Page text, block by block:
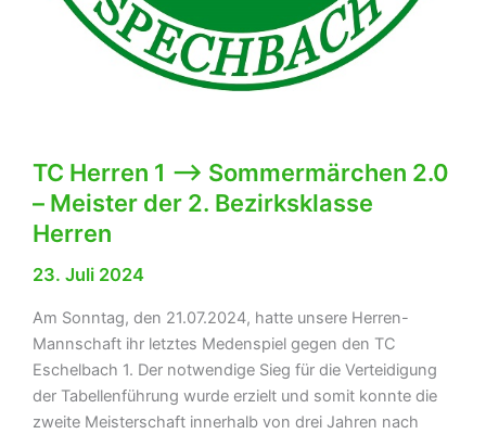
TC Herren 1 –> Sommermärchen 2.0
– Meister der 2. Bezirksklasse
Herren
23. Juli 2024
Am Sonntag, den 21.07.2024, hatte unsere Herren-
Mannschaft ihr letztes Medenspiel gegen den TC
Eschelbach 1. Der notwendige Sieg für die Verteidigung
der Tabellenführung wurde erzielt und somit konnte die
zweite Meisterschaft innerhalb von drei Jahren nach